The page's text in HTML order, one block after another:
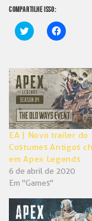
COMPARTILHE ISSO:
Clique
para
em
nova
janela)
Clique
para
em
nova
janela)
EA | Novo trailer do
Costumes Antigos
em Apex Legends
6 de abril de 2020
Em "Games"